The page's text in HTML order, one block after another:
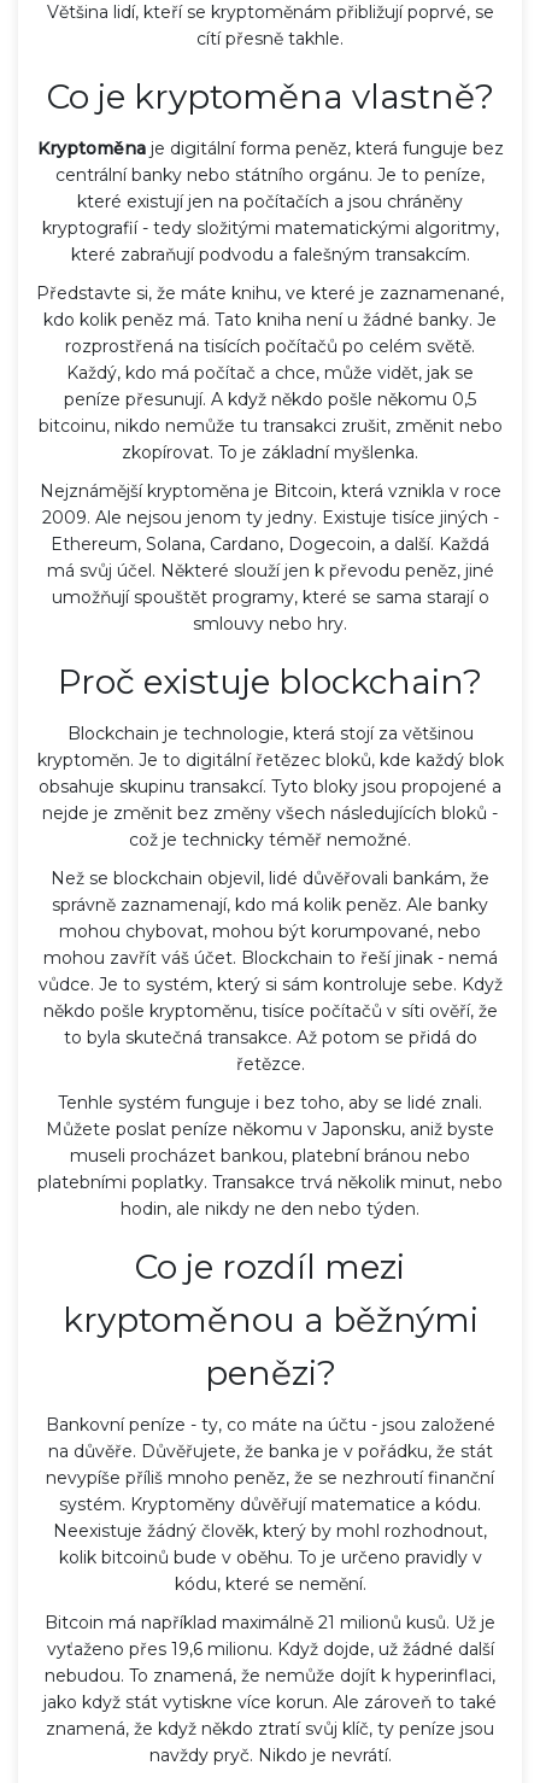
Většina lidí, kteří se kryptoměnám přibližují poprvé, se
cítí přesně takhle.
Co je kryptoměna vlastně?
Kryptoměnaje digitální forma peněz, která funguje bez
centrální banky nebo státního orgánu. Je to peníze,
které existují jen na počítačích a jsou chráněny
kryptografií - tedy složitými matematickými algoritmy,
které zabraňují podvodu a falešným transakcím.
Představte si, že máte knihu, ve které je zaznamenané,
kdo kolik peněz má. Tato kniha není u žádné banky. Je
rozprostřená na tisících počítačů po celém světě.
Každý, kdo má počítač a chce, může vidět, jak se
peníze přesunují. A když někdo pošle někomu 0,5
bitcoinu, nikdo nemůže tu transakci zrušit, změnit nebo
zkopírovat. To je základní myšlenka.
Nejznámější kryptoměna je Bitcoin, která vznikla v roce
2009. Ale nejsou jenom ty jedny. Existuje tisíce jiných -
Ethereum, Solana, Cardano, Dogecoin, a další. Každá
má svůj účel. Některé slouží jen k převodu peněz, jiné
umožňují spouštět programy, které se sama starají o
smlouvy nebo hry.
Proč existuje blockchain?
Blockchain je technologie, která stojí za většinou
kryptoměn. Je to digitální řetězec bloků, kde každý blok
obsahuje skupinu transakcí. Tyto bloky jsou propojené a
nejde je změnit bez změny všech následujících bloků -
což je technicky téměř nemožné.
Než se blockchain objevil, lidé důvěřovali bankám, že
správně zaznamenají, kdo má kolik peněz. Ale banky
mohou chybovat, mohou být korumpované, nebo
mohou zavřít váš účet. Blockchain to řeší jinak - nemá
vůdce. Je to systém, který si sám kontroluje sebe. Když
někdo pošle kryptoměnu, tisíce počítačů v síti ověří, že
to byla skutečná transakce. Až potom se přidá do
řetězce.
Tenhle systém funguje i bez toho, aby se lidé znali.
Můžete poslat peníze někomu v Japonsku, aniž byste
museli procházet bankou, platební bránou nebo
platebními poplatky. Transakce trvá několik minut, nebo
hodin, ale nikdy ne den nebo týden.
Co je rozdíl mezi
kryptoměnou a běžnými
penězi?
Bankovní peníze - ty, co máte na účtu - jsou založené
na důvěře. Důvěřujete, že banka je v pořádku, že stát
nevypíše příliš mnoho peněz, že se nezhroutí finanční
systém. Kryptoměny důvěřují matematice a kódu.
Neexistuje žádný člověk, který by mohl rozhodnout,
kolik bitcoinů bude v oběhu. To je určeno pravidly v
kódu, které se nemění.
Bitcoin má například maximálně 21 milionů kusů. Už je
vyťaženo přes 19,6 milionu. Když dojde, už žádné další
nebudou. To znamená, že nemůže dojít k hyperinflaci,
jako když stát vytiskne více korun. Ale zároveň to také
znamená, že když někdo ztratí svůj klíč, ty peníze jsou
navždy pryč. Nikdo je nevrátí.